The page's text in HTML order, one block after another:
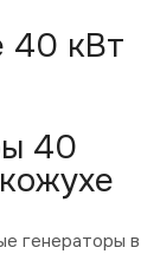
40 кВт
40
генераторы в